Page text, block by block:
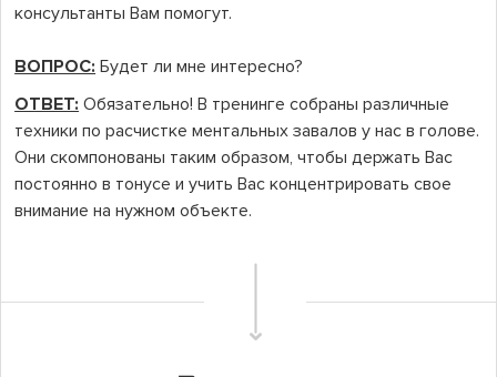
консультанты Вам помогут.
ВОПРОС: Будет ли мне интересно?
ОТВЕТ: Обязательно! В тренинге собраны различные
техники по расчистке ментальных завалов у нас в голове.
Они скомпонованы таким образом, чтобы держать Вас
постоянно в тонусе и учить Вас концентрировать свое
внимание на нужном объекте.